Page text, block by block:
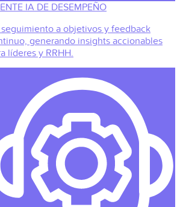
IA DE DESEMPEÑO
seguimiento a objetivos y feedback
generando insights accionables
líderes y RRHH.